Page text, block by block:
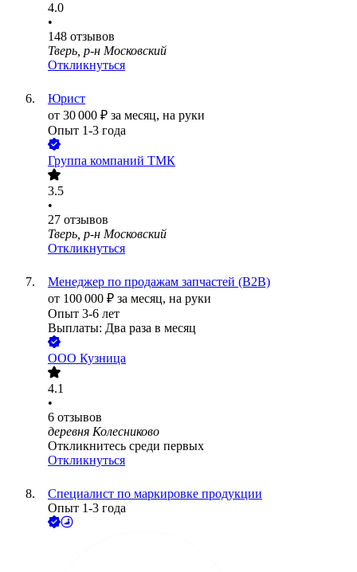
4.0
•
148 отзывов
Тверь, р-н Московский
Откликнуться
Юрист
от 30 000 ₽ за месяц, на руки
Опыт 1-3 года
Группа компаний ТМК
3.5
•
27 отзывов
Тверь, р-н Московский
Откликнуться
Менеджер по продажам запчастей (B2B)
от 100 000 ₽ за месяц, на руки
Опыт 3-6 лет
Выплаты: Два раза в месяц
ООО Кузница
4.1
•
6 отзывов
деревня Колесниково
Откликнитесь среди первых
Откликнуться
Специалист по маркировке продукции
Опыт 1-3 года